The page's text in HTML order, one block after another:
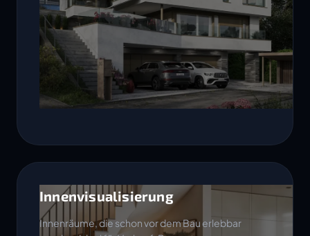
Innenvisualisierung
Innenräume, die schon vor dem Bau erlebbar